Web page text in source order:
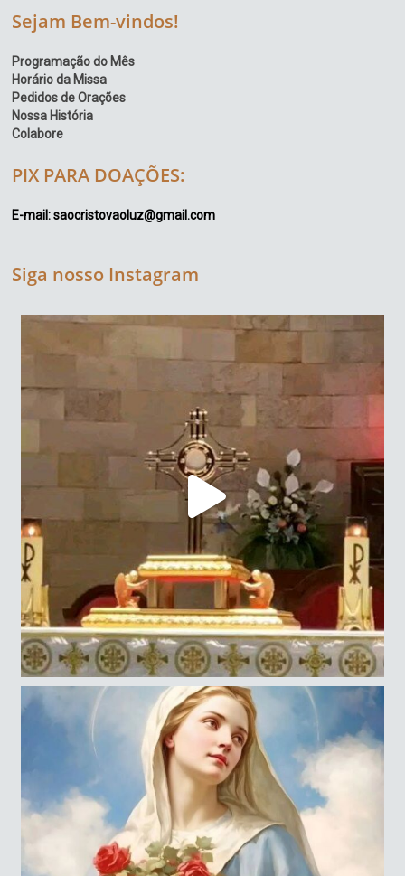
Sejam Bem-vindos!
Programação do Mês
Horário da Missa
Pedidos de Orações
Nossa História
Colabore
PIX PARA DOAÇÕES:
E-mail: saocristovaoluz@gmail.com
Siga nosso Instagram